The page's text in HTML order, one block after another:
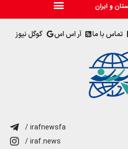
و ایران
تماس با ما آر اس اس گوگل نیوز
/ irafnewsfa
/ iraf.news